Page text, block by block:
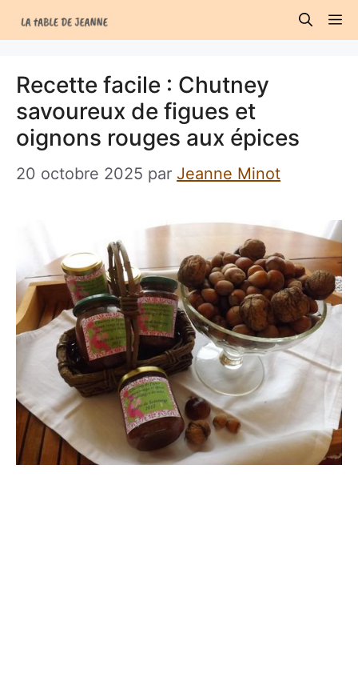
au
Recette facile : Chutney
savoureux de figues et
oignons rouges aux épices
20 octobre 2025 par Jeanne Minot